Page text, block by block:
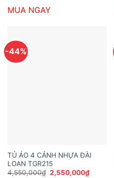
7,200,000₫.
MUA NGAY
-44%
TỦ ÁO 4 CÁNH NHỰA ĐÀI
LOAN TGR215
4,550,000₫ Giá
2,550,000₫Giá